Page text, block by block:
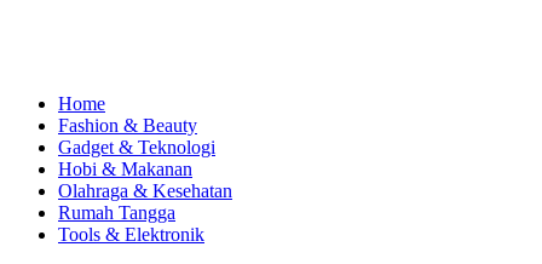
Home
Fashion & Beauty
Gadget & Teknologi
Hobi & Makanan
Olahraga & Kesehatan
Rumah Tangga
Tools & Elektronik